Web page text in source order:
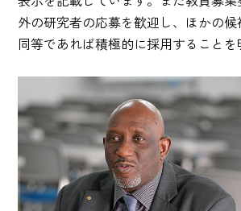
外の研究者の応募を歓迎し、ほかの
同等であれば積極的に採用することを